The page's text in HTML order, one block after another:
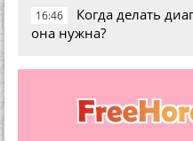
16:46
Когда делать
она нужна?